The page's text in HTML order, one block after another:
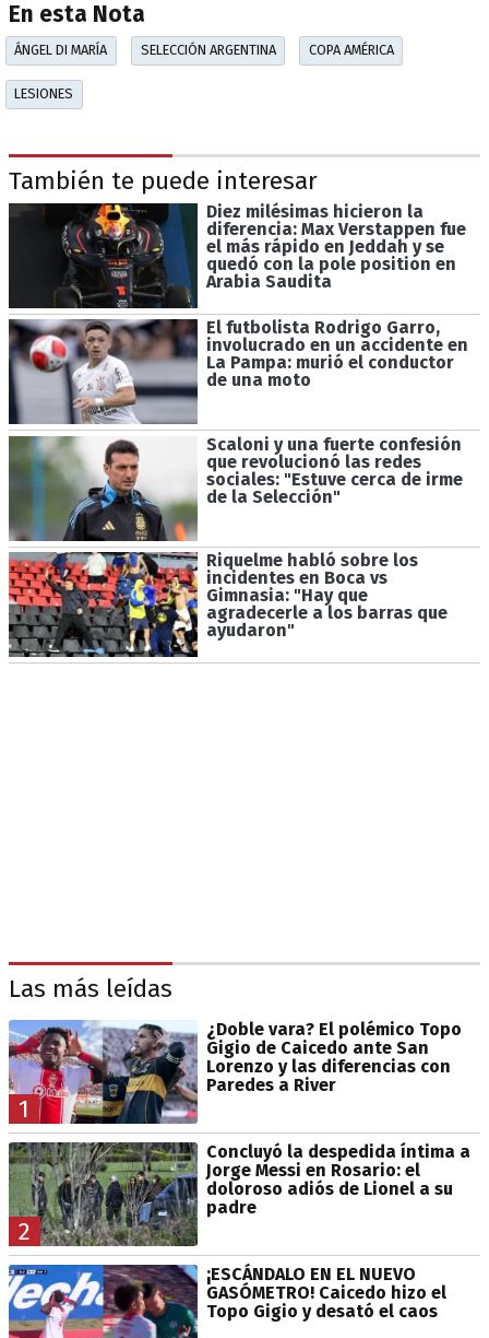
En esta Nota
ÁNGEL DI MARÍA SELECCIÓN ARGENTINA COPA AMÉRICA
LESIONES
También te puede interesar
Diez milésimas hicieron la
diferencia: Max Verstappen fue
el más rápido en Jeddah y se
quedó con la pole position en
Arabia Saudita
El futbolista Rodrigo Garro,
involucrado en un accidente en
La Pampa: murió el conductor
de una moto
Scaloni y una fuerte confesión
que revolucionó las redes
sociales: "Estuve cerca de irme
de la Selección"
Riquelme habló sobre los
incidentes en Boca vs
Gimnasia: "Hay que
agradecerle a los barras que
ayudaron"
Las más leídas
1
¿Doble vara? El polémico Topo
Gigio de Caicedo ante San
Lorenzo y las diferencias con
Paredes a River
2
Concluyó la despedida íntima a
Jorge Messi en Rosario: el
doloroso adiós de Lionel a su
padre
¡ESCÁNDALO EN EL NUEVO
GASÓMETRO! Caicedo hizo el
Topo Gigio y desató el caos